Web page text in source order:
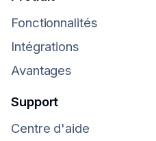
Fonctionnalités
Intégrations
Avantages
Support
Centre d'aide